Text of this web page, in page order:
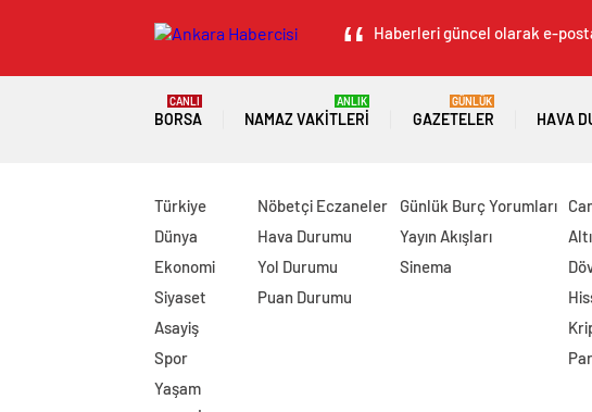
Haberleri güncel olarak e-
BORSA
CANLI
NAMAZ VAKITLERI
ANLIK
GAZETELER
GÜNLÜK
HAVA
Türkiye
Dünya
Ekonomi
Siyaset
Asayiş
Spor
Yaşam
Nöbetçi Eczaneler
Hava Durumu
Yol Durumu
Puan Durumu
Günlük Burç Yorumları
Yayın Akışları
Sinema